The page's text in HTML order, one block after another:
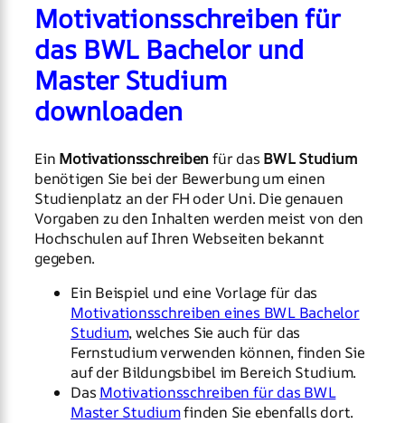
Motivationsschreiben für
das BWL Bachelor und
Master Studium
downloaden
Ein Motivationsschreibenfür das BWL Studium
benötigen Sie bei der Bewerbung um einen
Studienplatz an der FH oder Uni. Die genauen
Vorgaben zu den Inhalten werden meist von den
Hochschulen auf Ihren Webseiten bekannt
gegeben.
Ein Beispiel und eine Vorlage für das
Motivationsschreiben eines BWL Bachelor
Studium, welches Sie auch für das
Fernstudium verwenden können, finden Sie
auf der Bildungsbibel im Bereich Studium.
Das Motivationsschreiben für das BWL
Master Studiumfinden Sie ebenfalls dort.